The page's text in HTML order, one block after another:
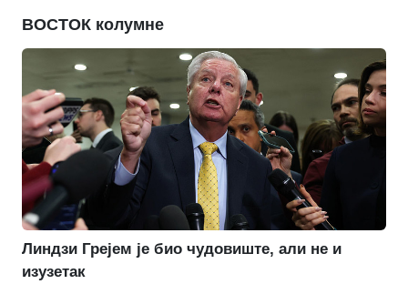
ВОСТОК колумне
Линдзи Грејем је био чудовиште, али не и
изузетак